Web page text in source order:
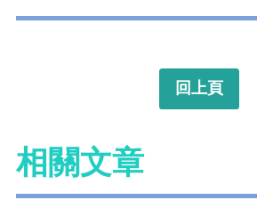
回上頁
相關文章